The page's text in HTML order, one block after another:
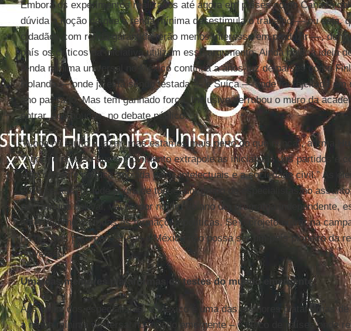
Embora os experimentos realizados até agora em países como Canadá
dúvida a noção de que a renda mínima desestimula o trabalho — ou seja,
cidadãos com renda garantida terão menos interesse em produzir —,
país os críticos da iniciativa utilizam esse argumento. Ainda hoje, a ideia
renda mínima universal no México continua a anos-luz de países como
Holanda — onde já está sendo testada — e Suíça — onde foi rejeitada em
ano passado. Mas tem ganhado força. Inclusive derrubou o muro da
entrar, aos poucos, no debate público.
“Ainda há muito a fazer, mas estamos mais perto do que nunca”, afirma
“Agora é preciso que o movimento extrapole as iniciativas dos partidos e
uma corrente política apoiada pelos intelectuais e a sociedade civil.” As
2018 serão a grande pedra de toque: um grupo de especialistas no
por Enrique del Val, vai propor no fim do ano um programa independente,
obter retorno de todas as formações políticas. Se o projeto entrar na
há motivos para pensar que o México não possa ser um país pioneiro da
universal.
Uma das melhores plataformas de testes do mundo emergente
Aos olhos dos especialistas, o México é uma das melhores plataformas de
a renda mínima universal no mundo emergente – o bloco de países onde